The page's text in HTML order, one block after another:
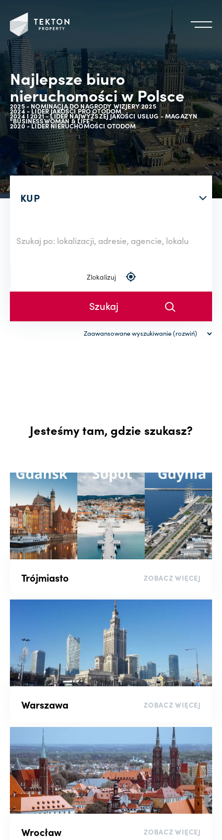
Najlepsze biuro
nieruchomości w Polsce
2025 - NOMINACJA DO NAGRODY WIZJERY 2025
2024 - LIDER JAKOŚCI PRO OTODOM
2024 I 2021 - LIDER NAJWYŻSZEJ JAKOŚCI USŁUG - MAGAZYN
"BUSINESSWOMAN & LIFE"
2020 - LIDER NIERUCHOMOŚCI OTODOM
Zlokalizuj
Cena (od-do)
Wyszukaj po numerze oferty
Liczba pokoi
-
Piętro
Kluczowe słowo
Sortuj
wyczyść filtry
Zaawansowane wyszukiwanie (rozwiń)
Jesteśmy tam, gdzie szukasz?
Trójmiasto ZOBACZ WIĘCEJ
Warszawa ZOBACZ WIĘCEJ
Wrocław ZOBACZ WIĘCEJ